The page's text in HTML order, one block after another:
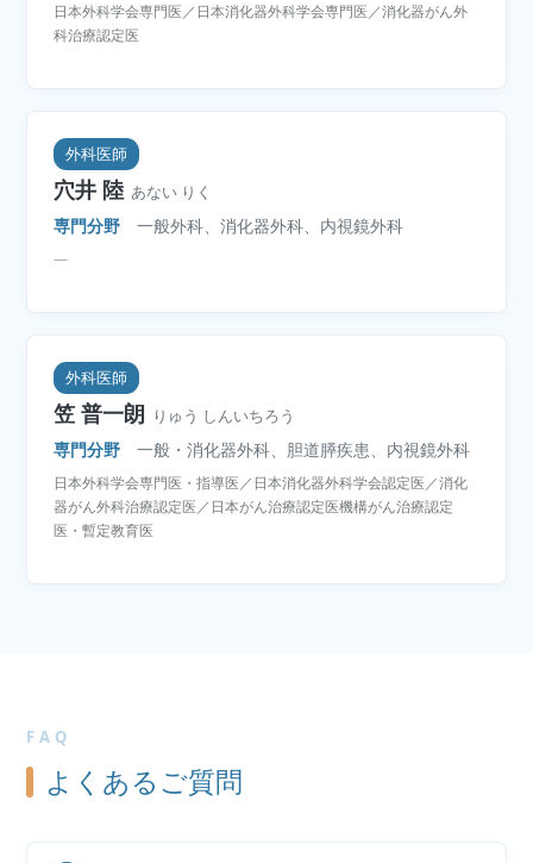
日本外科学会専門医／日本消化器外科学会専門医／消化器がん外
科治療認定医
外科医師
穴井 陸 あない りく
専門分野 一般外科、消化器外科、内視鏡外科
―
外科医師
笠 普一朗 りゅう しんいちろう
専門分野 一般・消化器外科、胆道膵疾患、内視鏡外科
日本外科学会専門医・指導医／日本消化器外科学会認定医／消化
器がん外科治療認定医／日本がん治療認定医機構がん治療認定
医・暫定教育医
FAQ
よくあるご質問